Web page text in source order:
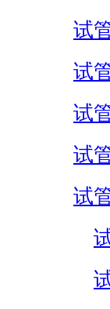
试
试
试
试
试